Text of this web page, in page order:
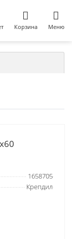
Корзина Меню
1658705
Крепдил